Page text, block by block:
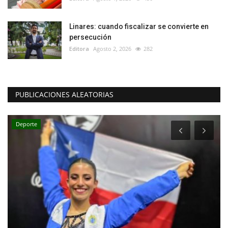
Linares: cuando fiscalizar se convierte en
persecución
Editora Agosto 2, 2026 282
PUBLICACIONES ALEATORIAS
Deporte